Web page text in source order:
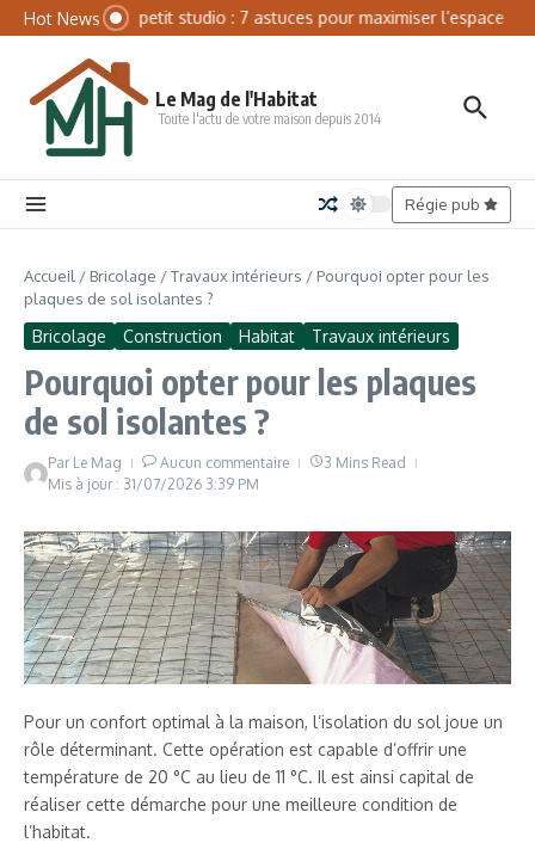
Aller au contenu
Hot News
Aménager petit studio : 7 astuces pour maximiser l’espace
Le Mag de l'Habitat
Toute l'actu de votre maison depuis 2014
Régie pub
Accueil / Bricolage /Travaux intérieurs / Pourquoi opter pour les
plaques de sol isolantes ?
Bricolage Construction Habitat Travaux intérieurs
Pourquoi opter pour les plaques
de sol isolantes ?
Par Le Mag Aucun commentaire
3 Mins Read
Mis à jour : 31/07/2026 3:39 PM
Pour un confort optimal à la maison, l’isolation du sol joue un
rôle déterminant. Cette opération est capable d’offrir une
température de 20 °C au lieu de 11 °C. Il est ainsi capital de
réaliser cette démarche pour une meilleure condition de
l’habitat.
Panneau de gestion des cookies